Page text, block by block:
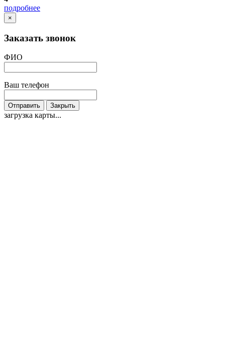
подробнее
×
Заказать звонок
ФИО
Ваш телефон
Отправить Закрыть
загрузка карты...